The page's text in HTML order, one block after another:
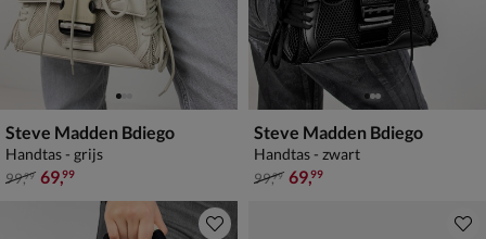
Steve Madden Bdiego
Handtas - grijs
van € 99,99 voor € 69,99
99,99 69,99
Steve Madden Bdiego
Handtas - zwart
van € 99,99 voor € 69,99
99,99 69,99